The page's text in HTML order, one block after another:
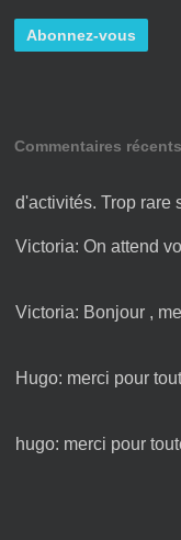
Commentaires récents
d'activités. Trop rare
Victoria: On attend
Victoria: Bonjour ,
Hugo: merci pour
hugo:
merci pour
plus qu'à y être :) ...